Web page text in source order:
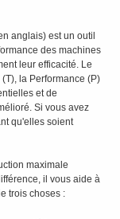
anglais) est un outil
des machines
leur efficacité. Le
la Performance (P)
et de
Si vous avez
qu'elles soient
maximale
il vous aide à
trois choses :